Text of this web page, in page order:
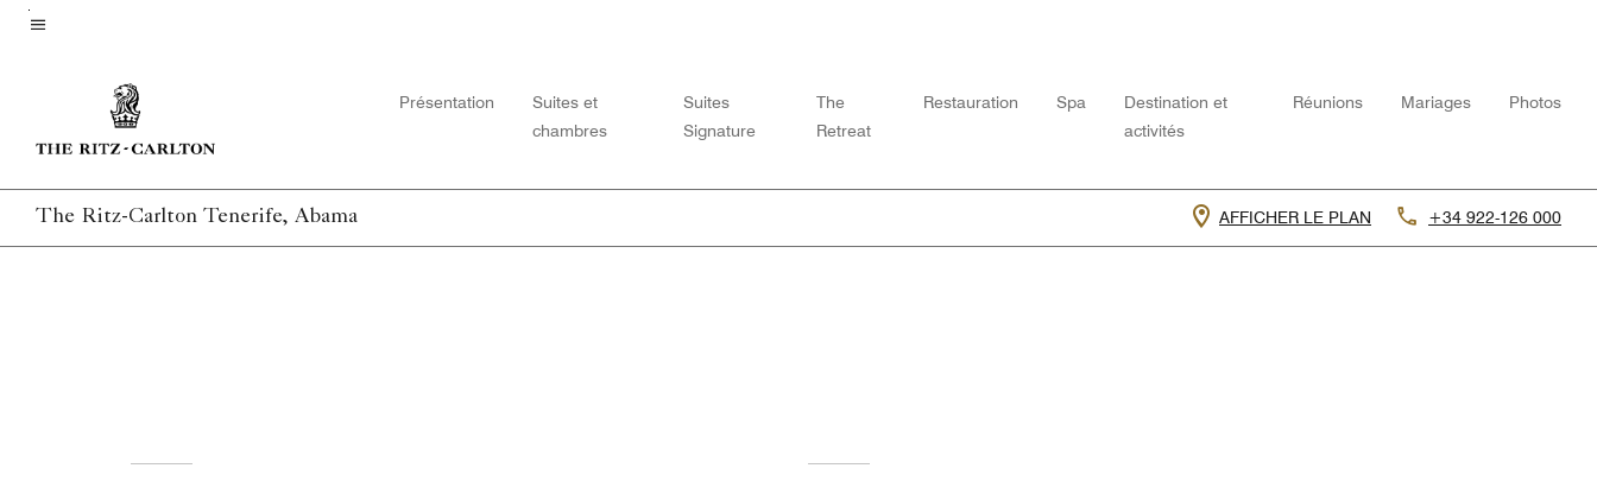
Skip
Présentation
Suites et
chambres
Suites
Signature
The
Retreat
Restauration Spa
Destination et
activités
Réunions Mariages Photos
The Ritz-Carlton Tenerife, Abama AFFICHER LE PLAN +34 922-126 000